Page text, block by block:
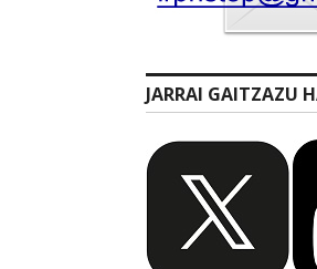
JARRAI GAITZAZU